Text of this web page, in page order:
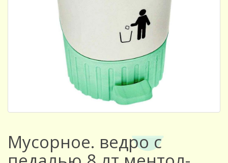
Мусорное. ведро с